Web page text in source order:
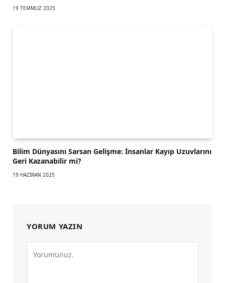
19 TEMMUZ 2025
Bilim Dünyasını Sarsan Gelişme: İnsanlar Kayıp Uzuvlarını
Geri Kazanabilir mi?
19 HAZIRAN 2025
YORUM YAZIN